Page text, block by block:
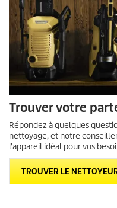
Trouver votre
Répondez à quelques
nettoyage, et notre
l'appareil idéal pour vos
TROUVER LE